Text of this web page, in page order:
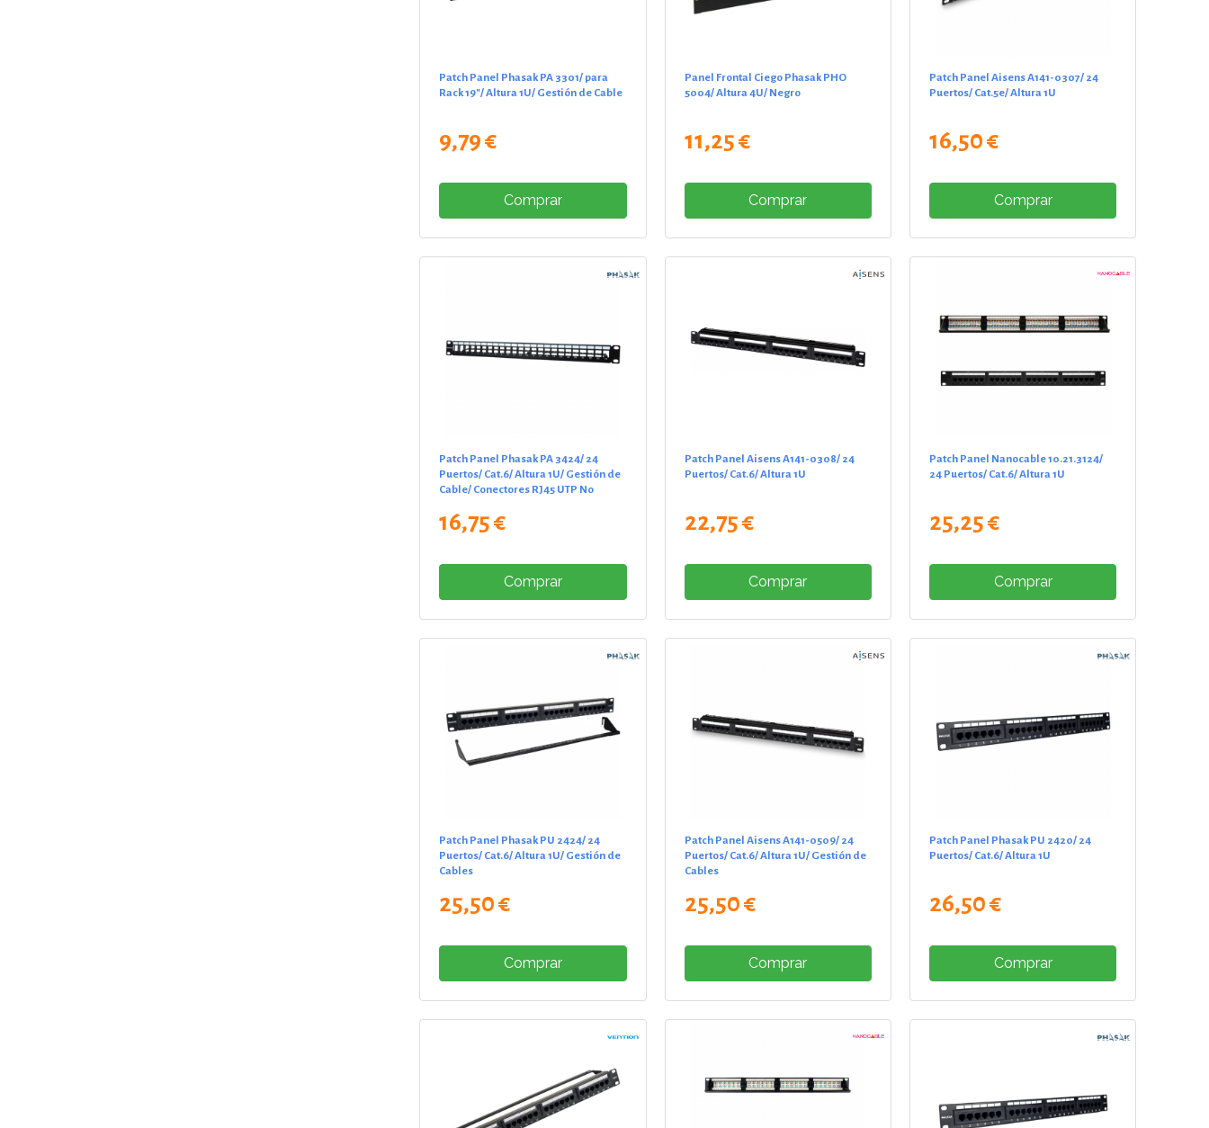
Patch Panel Phasak PA 3301/ para
Rack 19"/ Altura 1U/ Gestión de Cable
9,79 €
Comprar
Panel Frontal Ciego Phasak PHO
5004/ Altura 4U/ Negro
11,25 €
Comprar
Patch Panel Aisens A141-0307/ 24
Puertos/ Cat.5e/ Altura 1U
16,50 €
Comprar
Patch Panel Phasak PA 3424/ 24
Puertos/ Cat.6/ Altura 1U/ Gestión de
Cable/ Conectores RJ45 UTP No
16,75 €
Comprar
Patch Panel Aisens A141-0308/ 24
Puertos/ Cat.6/ Altura 1U
22,75 €
Comprar
Patch Panel Nanocable 10.21.3124/
24 Puertos/ Cat.6/ Altura 1U
25,25 €
Comprar
Patch Panel Phasak PU 2424/ 24
Puertos/ Cat.6/ Altura 1U/ Gestión de
Cables
25,50 €
Comprar
Patch Panel Aisens A141-0509/ 24
Puertos/ Cat.6/ Altura 1U/ Gestión de
Cables
25,50 €
Comprar
Patch Panel Phasak PU 2420/ 24
Puertos/ Cat.6/ Altura 1U
26,50 €
Comprar